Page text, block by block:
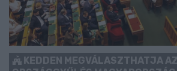
KEDDEN MEGVÁLASZTHATJA AZ